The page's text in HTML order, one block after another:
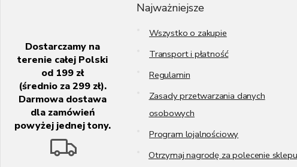
Dostarczamy na
terenie całej Polski
od 199 zł
(średnio za 299 zł).
Darmowa dostawa
dla zamówień
powyżej jednej tony.
Najważniejsze
Wszystko o zakupie
Transport i płatność
Regulamin
Zasady przetwarzania danych
osobowych
Program lojalnościowy
Otrzymaj nagrodę za polecenie sklepu